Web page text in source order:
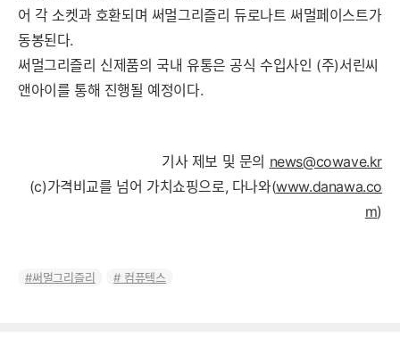
어 각 소켓과 호환되며 써멀그리즐리 듀로나트 써멀페이스트가
동봉된다.
써멀그리즐리 신제품의 국내 유통은 공식 수입사인 (주)서린씨
앤아이를 통해 진행될 예정이다.
기사 제보 및 문의 news@cowave.kr
(c)가격비교를 넘어 가치쇼핑으로, 다나와(www.danawa.co
m)
써멀그리즐리 컴퓨텍스